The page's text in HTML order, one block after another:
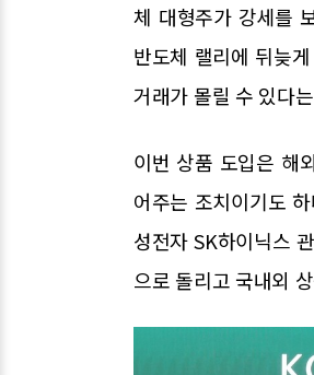
체 대형주가 강세를
반도체 랠리에 뒤늦
거래가 몰릴 수 있다
이번 상품 도입은 해
어주는 조치이기도
성전자 SK하이닉스
으로 돌리고 국내외